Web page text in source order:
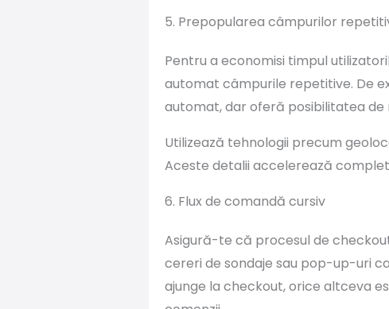
5. Prepopularea câmpurilor
Pentru a economisi timpul
automat câmpurile repetitive. De
automat, dar oferă posibilitatea
Utilizează tehnologii precum
Aceste detalii accelerează
6. Flux de comandă cursiv
Asigură-te că procesul de
cereri de sondaje sau pop-up-uri
ajunge la checkout, orice altceva